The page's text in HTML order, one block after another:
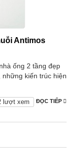
Antimos
ống 2 tầng đẹp
kiến trúc hiện
ĐỌC TIẾP
lượt xem